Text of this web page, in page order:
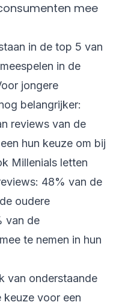
mee
in de top 5 van
in de
jongere
belangrijker:
reviews van de
hun keuze om bij
Millenials letten
48% van de
oudere
van de
te nemen in hun
van onderstaande
keuze voor een